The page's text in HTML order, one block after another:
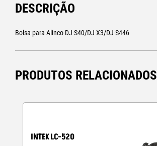
DESCRIÇÃO
Bolsa para Alinco DJ-S40/DJ-X3/DJ-S446
PRODUTOS RELACIONADOS
INTEK LC-520